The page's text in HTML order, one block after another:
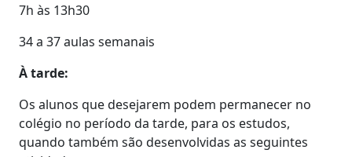
7h às 13h30
34 a 37 aulas semanais
À tarde:
Os alunos que desejarem podem permanecer no
colégio no período da tarde, para os estudos,
quando também são desenvolvidas as seguintes